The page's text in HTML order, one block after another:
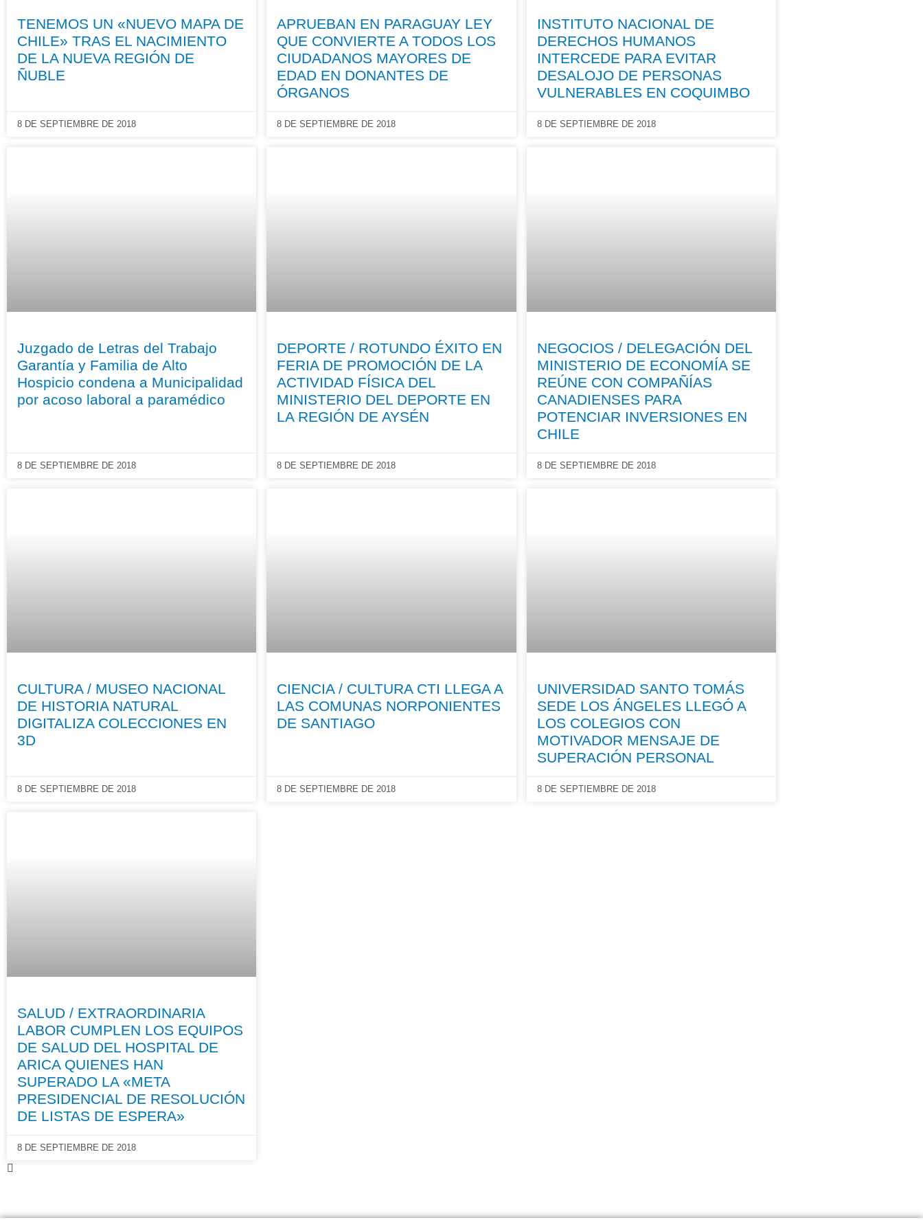
TENEMOS UN «NUEVO MAPA DE
CHILE» TRAS EL NACIMIENTO
DE LA NUEVA REGIÓN DE
ÑUBLE
8 DE SEPTIEMBRE DE 2018
APRUEBAN EN PARAGUAY LEY
QUE CONVIERTE A TODOS LOS
CIUDADANOS MAYORES DE
EDAD EN DONANTES DE
ÓRGANOS
8 DE SEPTIEMBRE DE 2018
INSTITUTO NACIONAL DE
DERECHOS HUMANOS
INTERCEDE PARA EVITAR
DESALOJO DE PERSONAS
VULNERABLES EN COQUIMBO
8 DE SEPTIEMBRE DE 2018
Juzgado de Letras del Trabajo
Garantía y Familia de Alto
Hospicio condena a Municipalidad
por acoso laboral a paramédico
8 DE SEPTIEMBRE DE 2018
DEPORTE / ROTUNDO ÉXITO EN
FERIA DE PROMOCIÓN DE LA
ACTIVIDAD FÍSICA DEL
MINISTERIO DEL DEPORTE EN
LA REGIÓN DE AYSÉN
8 DE SEPTIEMBRE DE 2018
NEGOCIOS / DELEGACIÓN DEL
MINISTERIO DE ECONOMÍA SE
REÚNE CON COMPAÑÍAS
CANADIENSES PARA
POTENCIAR INVERSIONES EN
CHILE
8 DE SEPTIEMBRE DE 2018
CULTURA / MUSEO NACIONAL
DE HISTORIA NATURAL
DIGITALIZA COLECCIONES EN
3D
8 DE SEPTIEMBRE DE 2018
CIENCIA / CULTURA CTI LLEGA A
LAS COMUNAS NORPONIENTES
DE SANTIAGO
8 DE SEPTIEMBRE DE 2018
UNIVERSIDAD SANTO TOMÁS
SEDE LOS ÁNGELES LLEGÓ A
LOS COLEGIOS CON
MOTIVADOR MENSAJE DE
SUPERACIÓN PERSONAL
8 DE SEPTIEMBRE DE 2018
SALUD / EXTRAORDINARIA
LABOR CUMPLEN LOS EQUIPOS
DE SALUD DEL HOSPITAL DE
ARICA QUIENES HAN
SUPERADO LA «META
PRESIDENCIAL DE RESOLUCIÓN
DE LISTAS DE ESPERA»
8 DE SEPTIEMBRE DE 2018